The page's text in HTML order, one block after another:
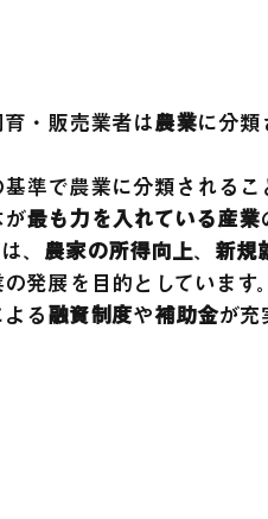
・販売業者は農業に分類
準で農業に分類されるこ
が最も力を入れている産業
、 農家の所得向上、 新規
発展を目的としています
る 融資制度や補助金が充